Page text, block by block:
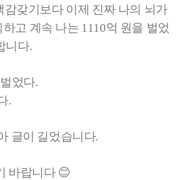
감갖기보다 이제 진짜 나의 뇌가
고 계속 나는 1110억 원을 벌었
니다.
었다.
.
글이 길었습니다.
바랍니다 😊